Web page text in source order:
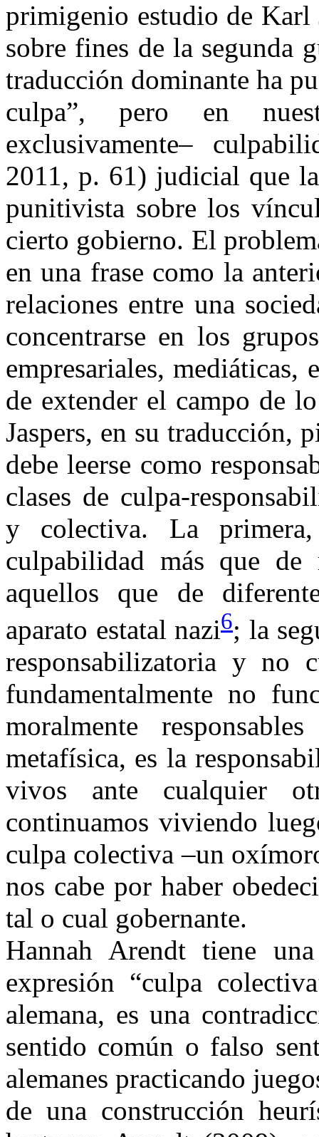
primigenio estudio de Karl
sobre fines de la segunda
traducción dominante ha
culpa”, pero en
exclusivamente–
2011, p. 61) judicial que
punitivista sobre los
cierto gobierno. El
en una frase como la
relaciones entre una
concentrarse en los
empresariales, mediáticas,
de extender el campo de
Jaspers, en su traducción,
debe leerse como
clases de culpa-
y colectiva. La
culpabilidad más que de
aquellos que de
aparato estatal nazi6; la
responsabilizatoria y no
fundamentalmente no
moralmente
metafísica, es la
vivos ante cualquier
continuamos viviendo
culpa colectiva –un
nos cabe por haber
tal o cual gobernante.
Hannah Arendt tiene
expresión “culpa
alemana, es una
sentido común o falso
alemanes practicando
de una construcción